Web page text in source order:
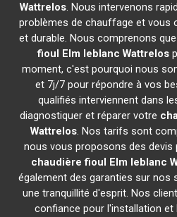
Wattrelos. Nous intervenons
problèmes de chauffage et vous
et durable. Nous comprenons
fioul Elm leblanc Wattrelos
moment, c'est pourquoi nous
et 7j/7 pour répondre à vos
qualifiés interviennent dans
diagnostiquer et réparer votre
Wattrelos. Nos tarifs sont
nous vous proposons des devis
chaudière fioul Elm leblanc
également des garanties sur nos
une tranquillité d'esprit. Nos
confiance pour l'installation et